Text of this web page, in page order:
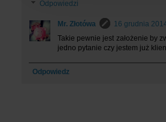
Odpowiedzi
Mr. Złotówa
16 grudnia
Takie pewnie jest założenie by
jedno pytanie czy jestem już
Odpowiedz